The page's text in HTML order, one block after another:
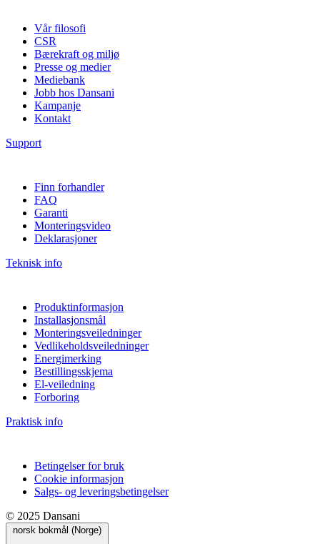
Vår filosofi
CSR
Bærekraft og miljø
Presse og medier
Mediebank
Jobb hos Dansani
Kampanje
Kontakt
Support
Finn forhandler
FAQ
Garanti
Monteringsvideo
Deklarasjoner
Teknisk info
Produktinformasjon
Installasjonsmål
Monteringsveiledninger
Vedlikeholdsveiledninger
Energimerking
Bestillingsskjema
El-veiledning
Forboring
Praktisk info
Betingelser for bruk
Cookie informasjon
Salgs- og leveringsbetingelser
© 2025 Dansani
norsk bokmål (Norge)